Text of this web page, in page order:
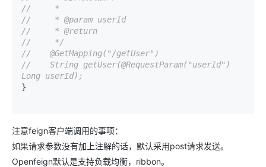
//     *
//     * @param userId
//     * @return
//     */
//    @GetMapping("/getUser")
//    String getUser(@RequestParam("userId")
Long userId);
}
注意feign客户端调用的事项：
如果请求参数没有加上注解的话，默认采用post请求发送。
Openfeign默认是支持负载均衡，ribbon。